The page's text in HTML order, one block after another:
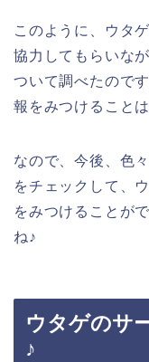
このように、ウタ
協力してもらいな
ついて調べたので
報をみつけること
なので、今後、色
をチェックして、
をみつけることが
ね♪
ウタゲのサ
♪